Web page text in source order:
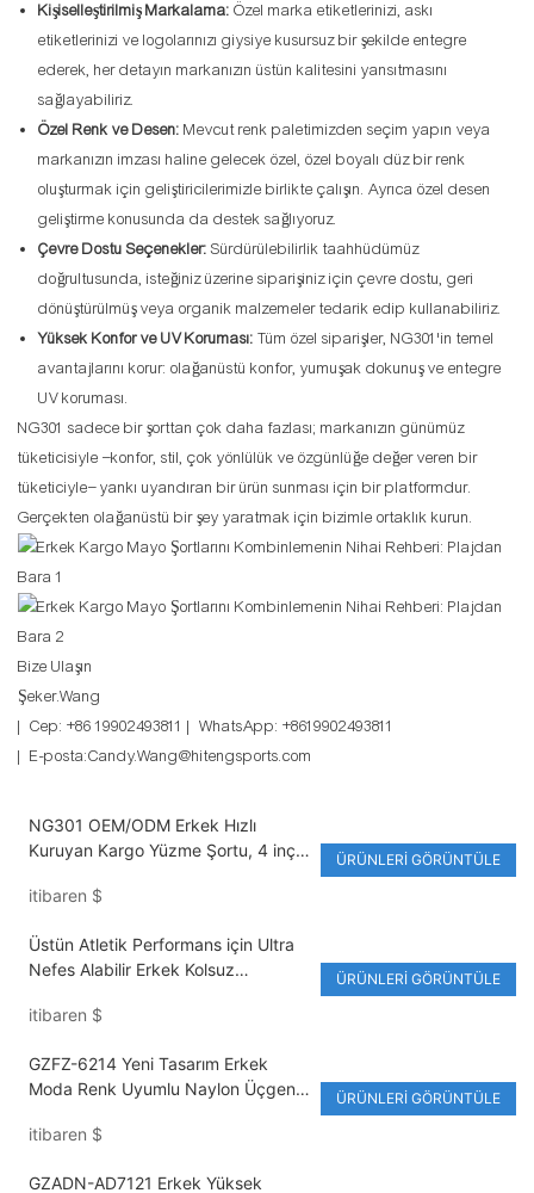
Kişiselleştirilmiş Markalama: Özel marka etiketlerinizi, askı
etiketlerinizi ve logolarınızı giysiye kusursuz bir şekilde entegre
ederek, her detayın markanızın üstün kalitesini yansıtmasını
sağlayabiliriz.
Özel Renk ve Desen: Mevcut renk paletimizden seçim yapın veya
markanızın imzası haline gelecek özel, özel boyalı düz bir renk
oluşturmak için geliştiricilerimizle birlikte çalışın. Ayrıca özel desen
geliştirme konusunda da destek sağlıyoruz.
Çevre Dostu Seçenekler:Sürdürülebilirlik taahhüdümüz
doğrultusunda, isteğiniz üzerine siparişiniz için çevre dostu, geri
dönüştürülmüş veya organik malzemeler tedarik edip kullanabiliriz.
Yüksek Konfor ve UV Koruması: Tüm özel siparişler, NG301'in temel
avantajlarını korur: olağanüstü konfor, yumuşak dokunuş ve entegre
UV koruması.
NG301 sadece bir şorttan çok daha fazlası; markanızın günümüz
tüketicisiyle –konfor, stil, çok yönlülük ve özgünlüğe değer veren bir
tüketiciyle– yankı uyandıran bir ürün sunması için bir platformdur.
Gerçekten olağanüstü bir şey yaratmak için bizimle ortaklık kurun.
Bize Ulaşın
Şeker.Wang
| Cep: +86 19902493811 | WhatsApp: +8619902493811
| E-posta:Candy.Wang@hitengsports.com
NG301 OEM/ODM Erkek Hızlı
Kuruyan Kargo Yüzme Şortu, 4 inç
Desen, Hafif Plaj Şortu, Sörf ve
itibaren $
ÜRÜNLERI GÖRÜNTÜLE
Üstün Atletik Performans için Ultra
Nefes Alabilir Erkek Kolsuz
itibaren $
ÜRÜNLERI GÖRÜNTÜLE
GZFZ-6214 Yeni Tasarım Erkek
Moda Renk Uyumlu Naylon Üçgen
itibaren $
ÜRÜNLERI GÖRÜNTÜLE
GZADN-AD7121 Erkek Yüksek